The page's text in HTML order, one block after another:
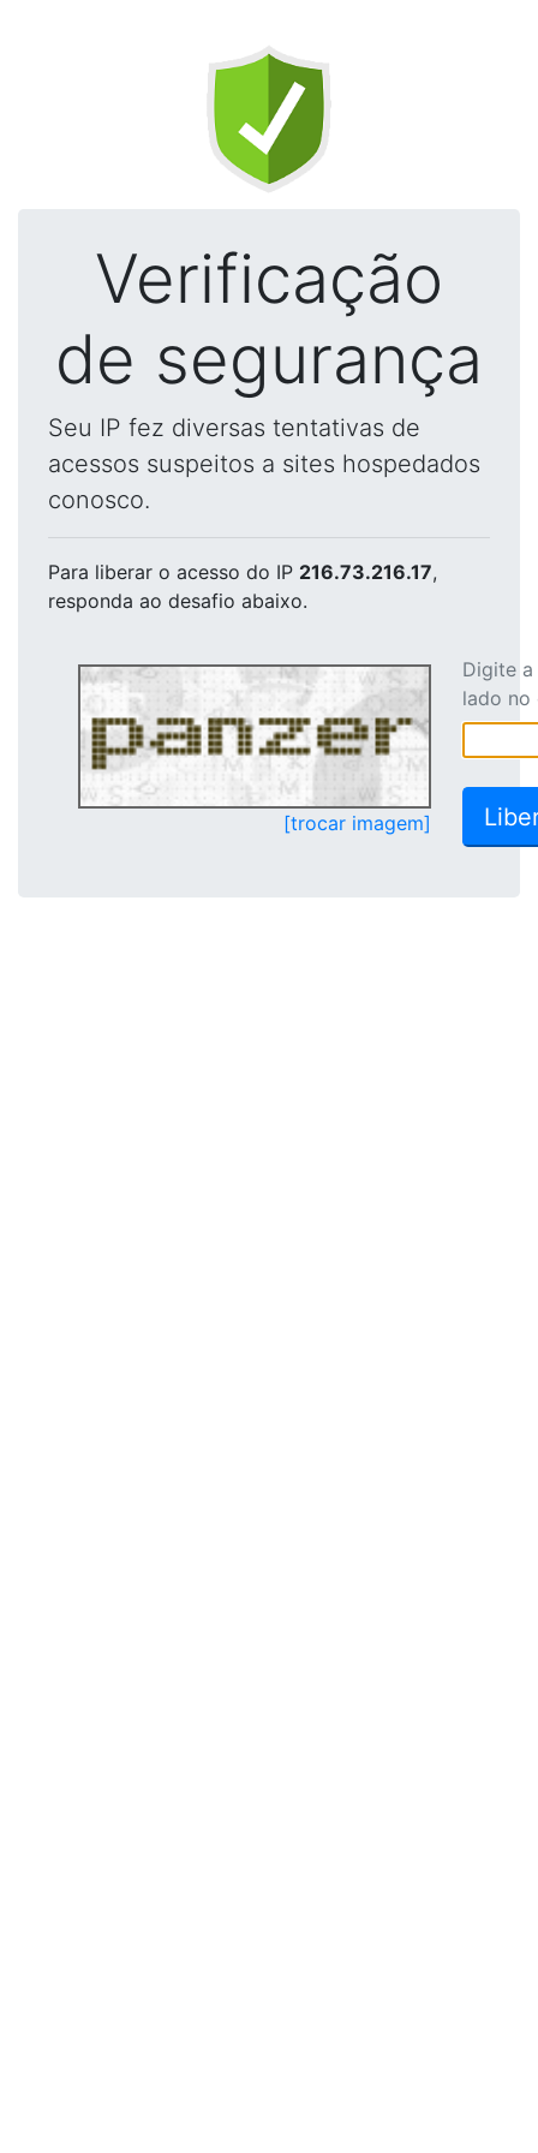
Verificação
de segurança
Seu IP fez diversas tentativas de
acessos suspeitos a sites hospedados
conosco.
Para liberar o acesso do IP 216.73.216.17,
responda ao desafio abaixo.
[trocar imagem]
Digite
lado no